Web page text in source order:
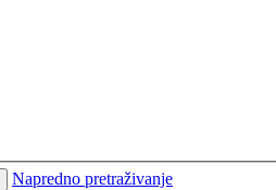
Napredno pretraživanje